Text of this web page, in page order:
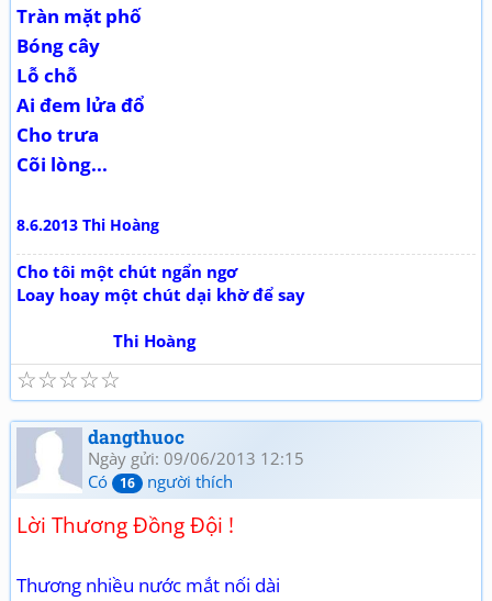
Tràn mặt phố
Bóng cây
Lỗ chỗ
Ai đem lửa đổ
Cho trưa
Cõi lòng...
8.6.2013 Thi Hoàng
Cho tôi một chút ngẩn ngơ
Loay hoay một chút dại khờ để say
Thi Hoàng
☆
☆
☆
☆
☆
dangthuoc
Ngày gửi: 09/06/2013 12:15
Có
16 người thích
Lời Thương Đồng Đội !
Thương nhiều nước mắt nối dài